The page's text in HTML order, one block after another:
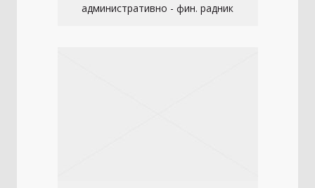
административно - фин. радник